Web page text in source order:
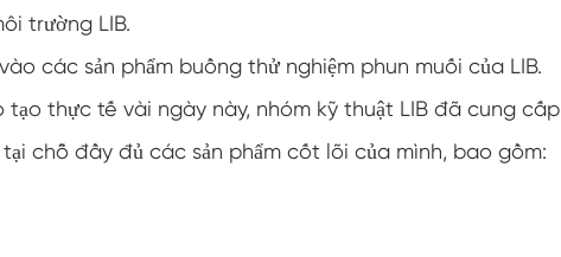
Buồng sưởi ẩm cho mô-đun PV
Buồng thử nghiệm khí hậu và nhiệt độ
trường LIB.
các sản phẩm buồng thử nghiệm phun muối của LIB.
thực tế vài ngày này, nhóm kỹ thuật LIB đã cung cấp
chỗ đầy đủ các sản phẩm cốt lõi của mình, bao gồm: